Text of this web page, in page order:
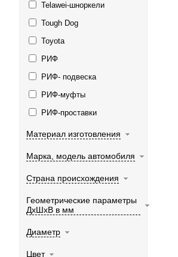
Telawei-шноркели
Tough Dog
Toyota
РИФ
РИФ- подвеска
РИФ-муфты
РИФ-проставки
Материал изготовления
Марка, модель автомобиля
Страна происхождения
Геометрические параметры
ДхШхВ в мм
Диаметр
Цвет